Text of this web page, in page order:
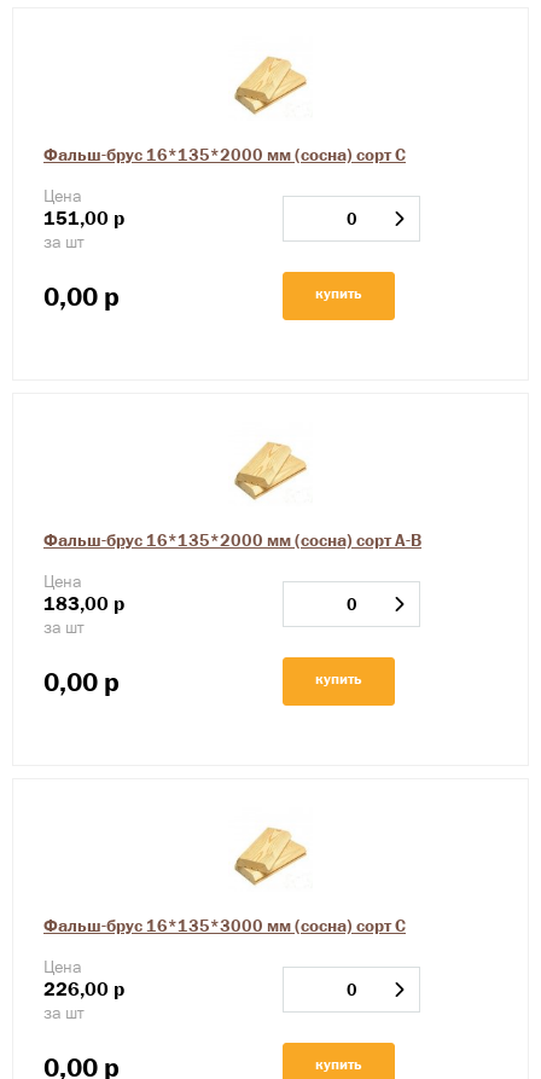
Фальш-брус 16*135*2000 мм (сосна) сорт С
Цена
151,00 р
за шт
0,00 р купить
Фальш-брус 16*135*2000 мм (сосна) сорт А-В
Цена
183,00 р
за шт
0,00 р купить
Фальш-брус 16*135*3000 мм (сосна) сорт С
Цена
226,00 р
за шт
0,00 р купить